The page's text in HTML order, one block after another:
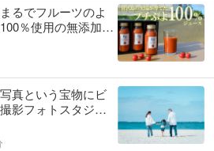
るでフルーツのよ
％使用の無添加ト
真という宝物にビ
影フォトスタジオ
テルカンパーナ沖